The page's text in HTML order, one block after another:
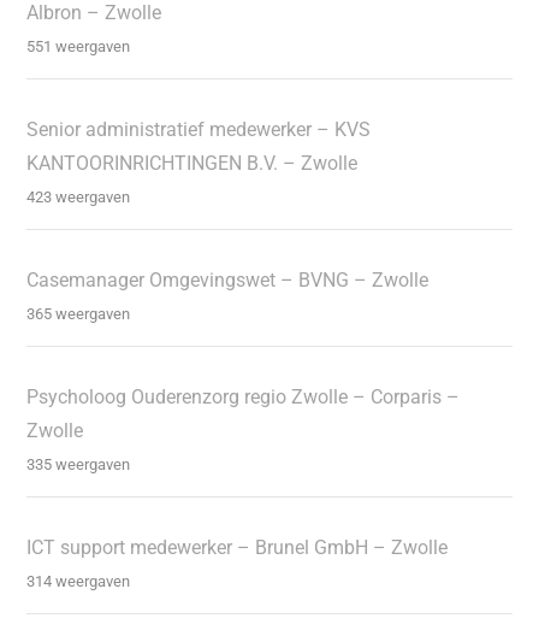
Albron – Zwolle
551 weergaven
Senior administratief medewerker – KVS
KANTOORINRICHTINGEN B.V. – Zwolle
423 weergaven
Casemanager Omgevingswet – BVNG – Zwolle
365 weergaven
Psycholoog Ouderenzorg regio Zwolle – Corparis –
Zwolle
335 weergaven
ICT support medewerker – Brunel GmbH – Zwolle
314 weergaven